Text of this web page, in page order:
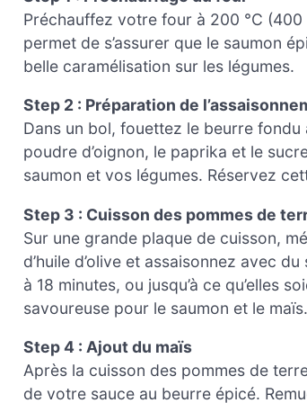
Préchauffez votre four à 200 °C
permet de s’assurer que le saumon
belle caramélisation sur les légumes.
Step 2 : Préparation de
Dans un bol, fouettez le beurre fondu
poudre d’oignon, le paprika et le
saumon et vos légumes. Réservez
Step 3 : Cuisson des pommes de
Sur une grande plaque de cuisson,
d’huile d’olive et assaisonnez avec
à 18 minutes, ou jusqu’à ce qu’elles
savoureuse pour le saumon et le maïs.
Step 4 : Ajout du maïs
Après la cuisson des pommes de
de votre sauce au beurre épicé.